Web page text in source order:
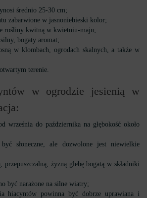
średnio 25-30 cm;
zabarwione w jasnoniebieski kolor;
rośliny kwitną w kwietniu-maju;
bogaty aromat;
w klombach, ogrodach skalnych, a także w
terenie.
w ogrodzie jesienią w
września do października na głębokość około
słoneczne, ale dozwolone jest niewielkie
żyzną glebę bogatą w składniki
być narażone na silne wiatry;
hiacyntów powinna być dobrze uprawiana i